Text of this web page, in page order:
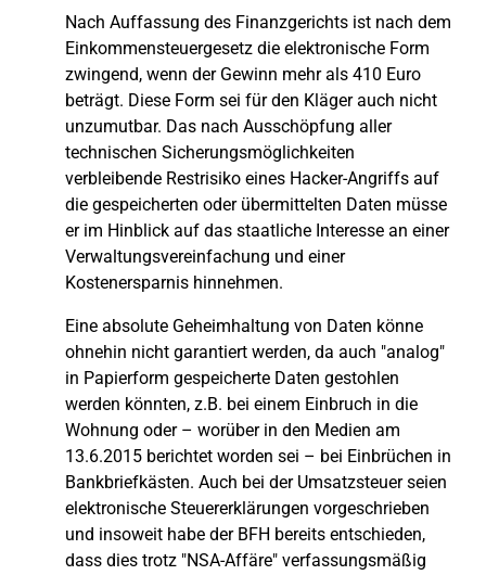
Nach Auffassung des Finanzgerichts ist nach dem
Einkommensteuergesetz die elektronische Form
zwingend, wenn der Gewinn mehr als 410 Euro
beträgt. Diese Form sei für den Kläger auch nicht
unzumutbar. Das nach Ausschöpfung aller
technischen Sicherungsmöglichkeiten
verbleibende Restrisiko eines Hacker-Angriffs auf
die gespeicherten oder übermittelten Daten müsse
er im Hinblick auf das staatliche Interesse an einer
Verwaltungsvereinfachung und einer
Kostenersparnis hinnehmen.
Eine absolute Geheimhaltung von Daten könne
ohnehin nicht garantiert werden, da auch "analog"
in Papierform gespeicherte Daten gestohlen
werden könnten, z.B. bei einem Einbruch in die
Wohnung oder – worüber in den Medien am
13.6.2015 berichtet worden sei – bei Einbrüchen in
Bankbriefkästen. Auch bei der Umsatzsteuer seien
elektronische Steuererklärungen vorgeschrieben
und insoweit habe der BFH bereits entschieden,
dass dies trotz "NSA-Affäre" verfassungsmäßig